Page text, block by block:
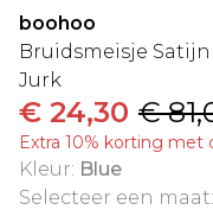
boohoo
Bruidsmeisje
Jurk
€ 24,30 €
Extra 10% korting met
Kleur: Blue
Selecteer een maat: